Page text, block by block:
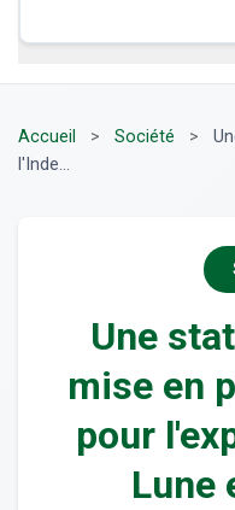
Accueil > Société >
l'Inde...
Une
mise en
pour
Lune